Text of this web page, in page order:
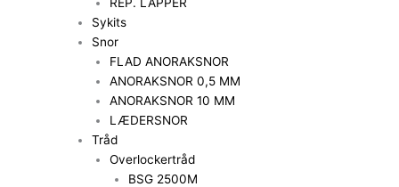
Sykits
Snor
FLAD ANORAKSNOR
ANORAKSNOR 0,5 MM
ANORAKSNOR 10 MM
LÆDERSNOR
Tråd
Overlockertråd
BSG 2500M